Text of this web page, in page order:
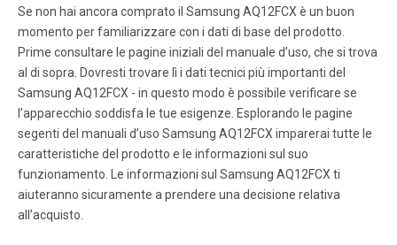
Pagina 11
Pagina 12
Pagina 13
.
Se non hai ancora comprato il Samsung AQ12FCX è un buon
momento per familiarizzare con i dati di base del prodotto.
Prime consultare le pagine iniziali del manuale d’uso, che si trova
al di sopra. Dovresti trovare lì i dati tecnici più importanti del
Samsung AQ12FCX - in questo modo è possibile verificare se
l’apparecchio soddisfa le tue esigenze. Esplorando le pagine
segenti del manuali d’uso Samsung AQ12FCX imparerai tutte le
caratteristiche del prodotto e le informazioni sul suo
funzionamento. Le informazioni sul Samsung AQ12FCX ti
aiuteranno sicuramente a prendere una decisione relativa
all’acquisto.